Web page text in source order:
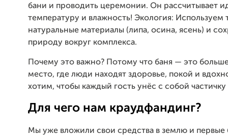
бани и проводить церемонии. Он рассчитывает
температуру и влажность! Экология: Используем
натуральные материалы (липа, осина, ясень) и
природу вокруг комплекса.
Почему это важно? Потому что баня — это
место, где люди находят здоровье, покой и
хотим, чтобы каждый гость унёс с собой
Для чего нам краудфандинг?
Мы уже вложили свои средства в землю и первые